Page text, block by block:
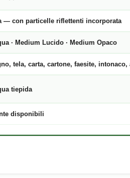
— con particelle riflettenti incorporata
· Medium Lucido · Medium Opaco
tela, carta, cartone, faesite,
tiepida
disponibili